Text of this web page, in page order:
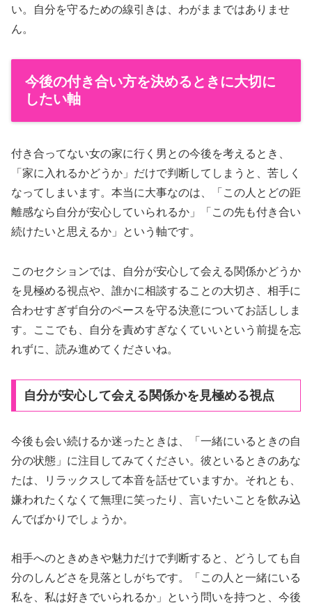
い。自分を守るための線引きは、わがままではありませ
ん。
今後の付き合い方を決めるときに大切に
したい軸
付き合ってない女の家に行く男との今後を考えるとき、
「家に入れるかどうか」だけで判断してしまうと、苦しく
なってしまいます。本当に大事なのは、「この人とどの距
離感なら自分が安心していられるか」「この先も付き合い
続けたいと思えるか」という軸です。
このセクションでは、自分が安心して会える関係かどうか
を見極める視点や、誰かに相談することの大切さ、相手に
合わせすぎず自分のペースを守る決意についてお話ししま
す。ここでも、自分を責めすぎなくていいという前提を忘
れずに、読み進めてくださいね。
自分が安心して会える関係かを見極める視点
今後も会い続けるか迷ったときは、「一緒にいるときの自
分の状態」に注目してみてください。彼といるときのあな
たは、リラックスして本音を話せていますか。それとも、
嫌われたくなくて無理に笑ったり、言いたいことを飲み込
んでばかりでしょうか。
相手へのときめきや魅力だけで判断すると、どうしても自
分のしんどさを見落としがちです。「この人と一緒にいる
私を、私は好きでいられるか」という問いを持つと、今後